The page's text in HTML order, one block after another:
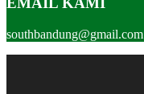
southbandung@gmail.com